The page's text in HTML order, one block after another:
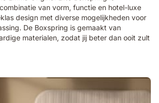
van vorm, functie en hotel-luxe
design met diverse mogelijkheden voor
De Boxspring is gemaakt van
materialen, zodat jij beter dan ooit zult